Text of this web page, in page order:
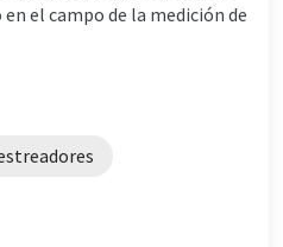
el campo de la medición de